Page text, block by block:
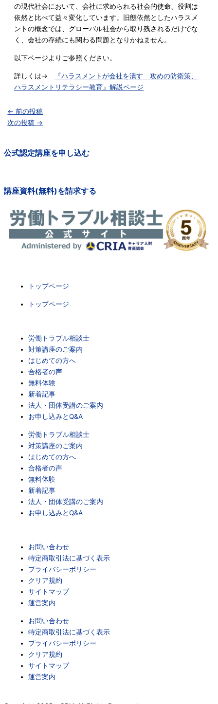
の現代社会において、会社に求められる社会的使命、役割は
依然と比べて益々変化しています。旧態依然としたハラスメ
ントの概念では、グローバル社会から取り残されるだけでな
く、会社の存続にも関わる問題となりかねません。
以下ページよりご参照ください。
詳しくは→
『ハラスメントが会社を潰す 攻めの防衛策、
ハラスメントリテラシー教育』解説ページ
← 前の投稿
次の投稿 →
公式認定講座を申し込む
講座資料(無料)を請求する
トップページ
トップページ
労働トラブル相談士
対策講座のご案内
はじめての方へ
合格者の声
無料体験
新着記事
法人・団体受講のご案内
お申し込みとQ&A
労働トラブル相談士
対策講座のご案内
はじめての方へ
合格者の声
無料体験
新着記事
法人・団体受講のご案内
お申し込みとQ&A
お問い合わせ
特定商取引法に基づく表示
プライバシーポリシー
クリア規約
サイトマップ
運営案内
お問い合わせ
特定商取引法に基づく表示
プライバシーポリシー
クリア規約
サイトマップ
運営案内